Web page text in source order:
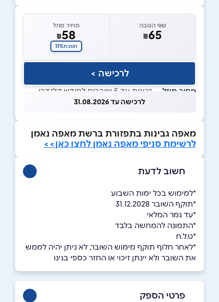
שווי הטבה
₪65
מחיר מוזל
₪58
חסכת11%
לרכישה >
מחיר מוזל — זכאות עד 5 שוברים לחודש קלנדרי
לרכישה עד 31.08.2026
מאפה גבינות בתפזורת ברשת מאפה נאמן
לרשימת סניפי מאפה נאמן לחצו כאן>>
חשוב לדעת
*למימוש בכל ימות השבוע
*תוקף השובר 31.12.2028
*עד גמר המלאי
*התמונה להמחשה בלבד
*ט.ל.ח
*לאחר חלוף תוקף מימוש השובר, לא ניתן יהיה לממש
את השובר ולא יינתן זיכוי או החזר כספי בגינו
פרטי הספק